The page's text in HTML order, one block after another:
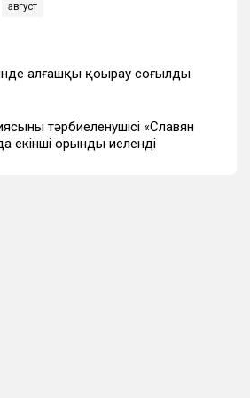
август
алғашқы қоңырау соғылды
тәрбиеленушісі «Славян
екінші орынды иеленді